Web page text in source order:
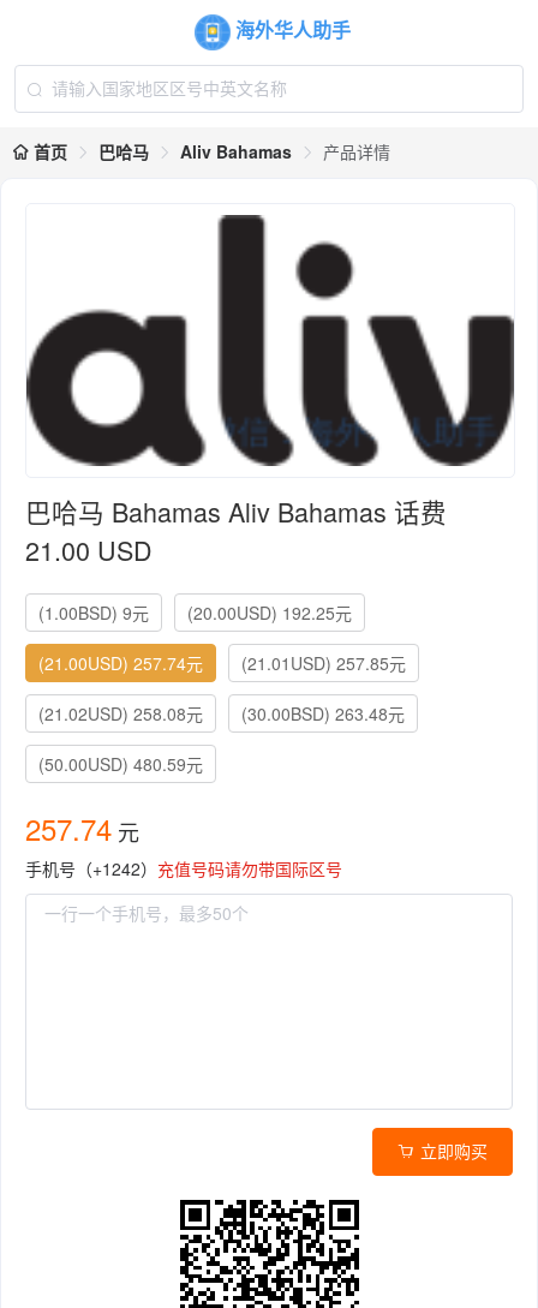
海外华人助手
首页 巴哈马 Aliv Bahamas 产品详情
巴哈马 Bahamas Aliv Bahamas 话费
21.00 USD
(1.00BSD) 9元 (20.00USD) 192.25元
(21.00USD) 257.74元 (21.01USD) 257.85元
(21.02USD) 258.08元 (30.00BSD) 263.48元
(50.00USD) 480.59元
257.74 元
手机号（+1242） 充值号码请勿带国际区号
立即购买